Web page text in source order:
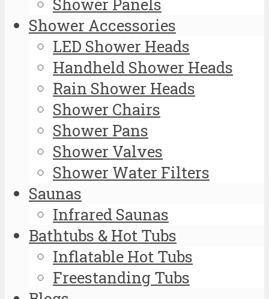
Shower Accessories
LED Shower Heads
Handheld Shower Heads
Rain Shower Heads
Shower Chairs
Shower Pans
Shower Valves
Shower Water Filters
Saunas
Infrared Saunas
Bathtubs & Hot Tubs
Inflatable Hot Tubs
Freestanding Tubs